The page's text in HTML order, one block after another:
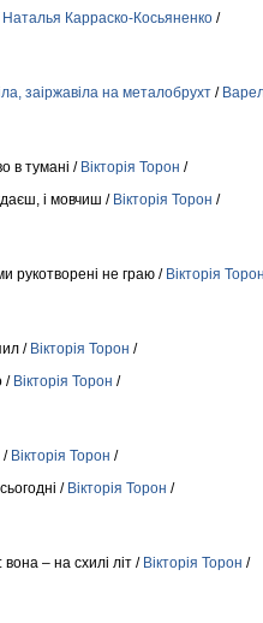
Наталья Карраско-Косьяненко /
заіржавіла на металобрухт /
в тумані / Вікторія Торон /
і мовчиш / Вікторія Торон /
рукотворені не граю / Вікторія Торон
/ Вікторія Торон /
/ Вікторія Торон /
/ Вікторія Торон /
/ Вікторія Торон /
– на схилі літ / Вікторія Торон /